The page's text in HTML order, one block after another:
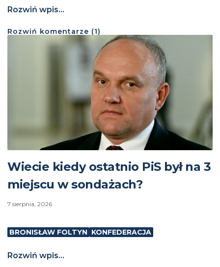
Rozwiń wpis...
Rozwiń komentarze (1)
Wiecie kiedy ostatnio PiS był na 3
miejscu w sondażach?
7 sierpnia, 2026
BRONISŁAW FOLTYN KONFEDERACJA
Rozwiń wpis...